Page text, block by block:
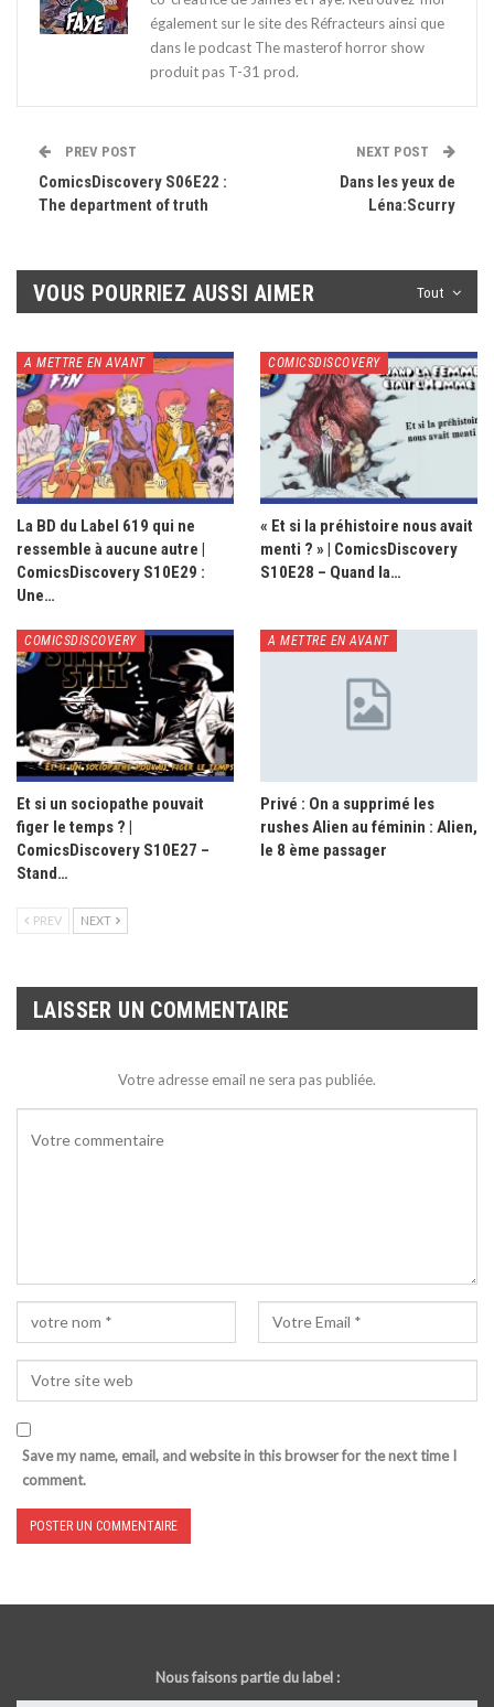
également sur le site des Réfracteurs ainsi que
dans le podcast The masterof horror show
produit pas T-31 prod.
PREV POST
ComicsDiscovery S06E22 :
The department of truth
NEXT POST
Dans les yeux de
Léna:Scurry
Tout
VOUS POURRIEZ AUSSI AIMER
A METTRE EN AVANT
La BD du Label 619 qui ne
ressemble à aucune autre |
ComicsDiscovery S10E29 :
Une…
COMICSDISCOVERY
« Et si la préhistoire nous avait
menti ? » | ComicsDiscovery
S10E28 – Quand la…
COMICSDISCOVERY
Et si un sociopathe pouvait
figer le temps ? |
ComicsDiscovery S10E27 –
Stand…
A METTRE EN AVANT
Privé : On a supprimé les
rushes Alien au féminin : Alien,
le 8 ème passager
PREV NEXT
LAISSER UN COMMENTAIRE
Votre adresse email ne sera pas publiée.
Save my name, email, and website in this browser for the next time I
comment.
Nous faisons partie du label :